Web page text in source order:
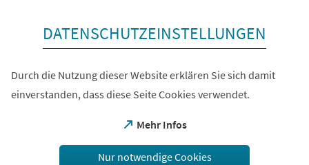
DATENSCHUTZEINSTELLUNGEN
Durch die Nutzung dieser Website erklären Sie sich damit
einverstanden, dass diese Seite Cookies verwendet.
Mehr Infos
(Öffnet
einem
Nur notwendige Cookies